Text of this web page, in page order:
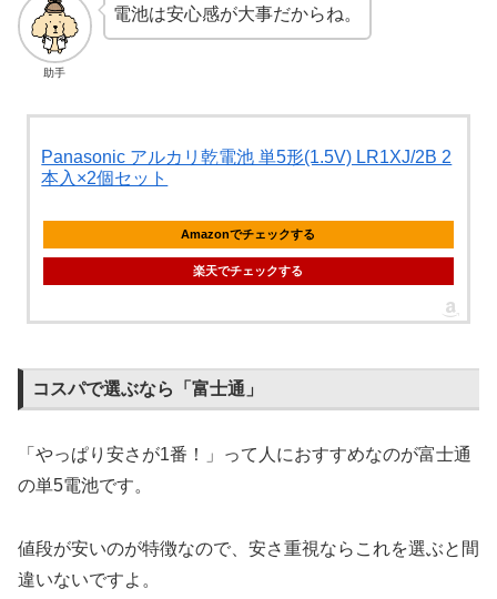
助手
電池は安心感が大事だからね。
Panasonic アルカリ乾電池 単5形(1.5V) LR1XJ/2B 2
本入×2個セット
Amazonでチェックする
楽天でチェックする
コスパで選ぶなら「富士通」
「やっぱり安さが1番！」って人におすすめなのが富士通
の単5電池です。
値段が安いのが特徴なので、安さ重視ならこれを選ぶと間
違いないですよ。